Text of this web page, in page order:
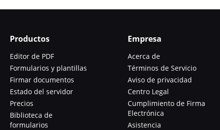
Productos
Editor de PDF
Formularios y plantillas
Firmar documentos
Estado del servidor
Precios
Biblioteca de
formularios
Empresa
Acerca de
Términos de Servicio
Aviso de privacidad
Centro Legal
Cumplimiento de Firma
Electrónica
Asistencia